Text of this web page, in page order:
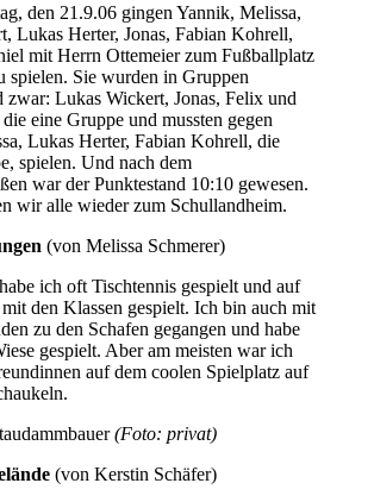
den 21.9.06 gingen Yannik, Melissa,
Lukas Herter, Jonas, Fabian Kohrell,
mit Herrn Ottemeier zum Fußballplatz
spielen. Sie wurden in Gruppen
zwar: Lukas Wickert, Jonas, Felix und
eine Gruppe und mussten gegen
Lukas Herter, Fabian Kohrell, die
spielen. Und nach dem
war der Punktestand 10:10 gewesen.
wir alle wieder zum Schullandheim.
(von Melissa Schmerer)
ich oft Tischtennis gespielt und auf
den Klassen gespielt. Ich bin auch mit
zu den Schafen gegangen und habe
gespielt. Aber am meisten war ich
auf dem coolen Spielplatz auf
(Foto: privat)
(von Kerstin Schäfer)